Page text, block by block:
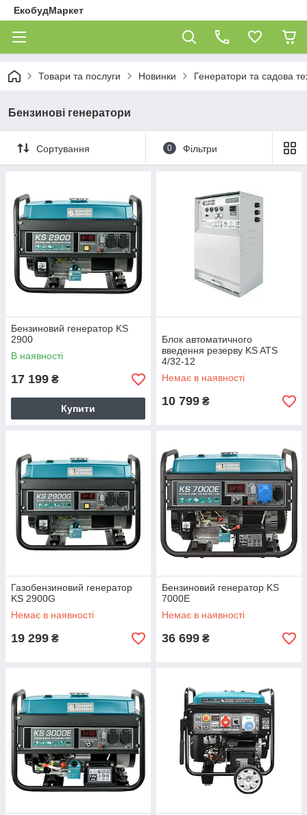
ЕкобудМаркет
Товари та послуги Новинки Генератори та садова
Бензинові генератори
Сортування 0 Фільтри
Бензиновий генератор KS
2900
В наявності
17 199 ₴
Купити
Блок автоматичного
введення резерву KS ATS
4/32-12
Немає в наявності
10 799 ₴
Газобензиновий генератор
KS 2900G
Немає в наявності
19 299 ₴
Бензиновий генератор KS
7000E
Немає в наявності
36 699 ₴